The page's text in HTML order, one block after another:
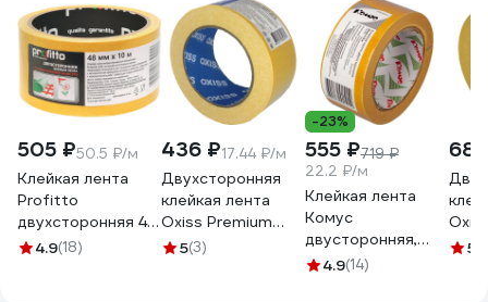
505 ₽50.5 ₽/м
Клейкая лента
Profitto
двухсторонняя 48
мм х 10 м
4.9(18)
436 ₽17.44 ₽/м
Двухсторонняя
клейкая лента
Oxiss Premium
48мм х 25м,
5(3)
-23%
555 ₽719 ₽
22.2 ₽/м
Клейкая лента
Комус
двусторонняя,
48мм х 25м,
4.9(14)
5